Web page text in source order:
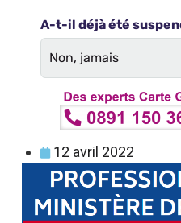
12 avril 2022